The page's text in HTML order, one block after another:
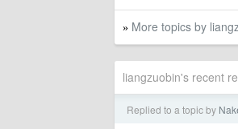
» More topics by
liangzuobin's recent
Replied to a topic by